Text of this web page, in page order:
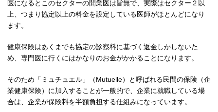
医になるとこのセクターの開業医は皆無で、実際はセクター２以
上、つまり協定以上の料金を設定している医師がほとんどになり
ます。
健康保険はあくまでも協定の診察料に基づく返金しかしないた
め、専門医に行くにはかなりのお金がかかることになります。
そのため「ミュチュエル」（Mutuelle）と呼ばれる民間の保険（企
業健康保険）に加入することが一般的で、企業に就職している場
合は、企業が保険料を半額負担する仕組みになっています。